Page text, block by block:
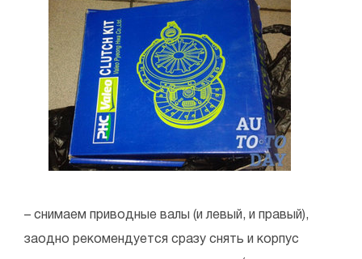
– снимаем приводные валы (и левый, и правый),
заодно рекомендуется сразу снять и корпус